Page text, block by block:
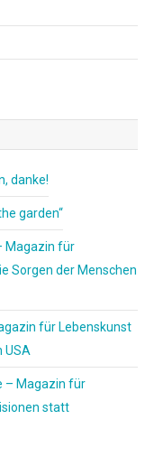
danke!
garden“
Magazin für
Sorgen der Menschen
für Lebenskunst
USA
– Magazin für
statt